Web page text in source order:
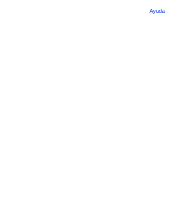
Ayuda